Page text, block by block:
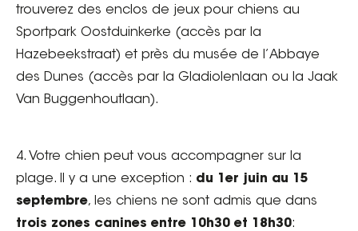
trouverez des enclos de jeux pour chiens au
Sportpark Oostduinkerke (accès par la
Hazebeekstraat) et près du musée de l’Abbaye
des Dunes (accès par la Gladiolenlaan ou la Jaak
Van Buggenhoutlaan).
4. Votre chien peut vous accompagner sur la
plage. Il y a une exception : du 1er juin au 15
septembre, les chiens ne sont admis que dans
trois zones canines entre 10h30 et 18h30: